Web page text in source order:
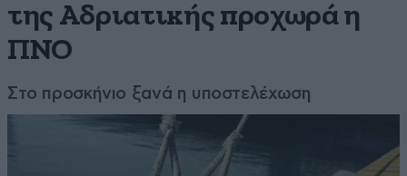
της Αδριατικής προχωρά η
ΠΝΟ
Στο προσκήνιο ξανά η υποστελέχωση